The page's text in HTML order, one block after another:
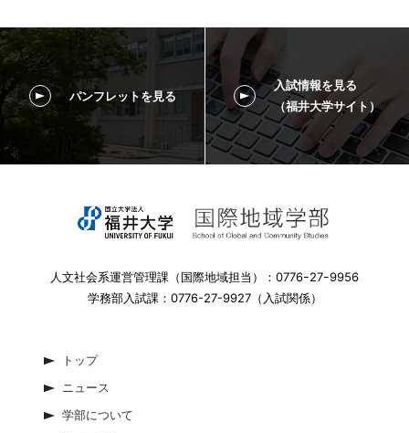
パンフレットを見る
入試情報を見る
（福井大学サイト）
人文社会系運営管理課（国際地域担当）：0776ｰ27ｰ9956
学務部入試課：0776-27-9927（入試関係）
トップ
ニュース
学部について